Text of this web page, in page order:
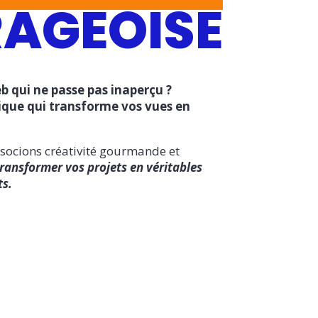
qui ne passe pas inaperçu ?
qui transforme vos vues en
créativité gourmande et
vos projets en véritables